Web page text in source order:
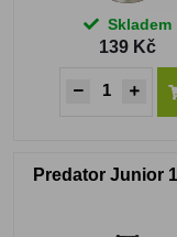
Skladem
139 Kč
Predator Junior